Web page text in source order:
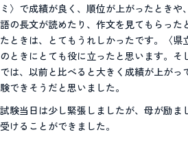
ミ〉で成績が良く、順位が上がったとき
語の長文が読めたり、作文を見てもらった
たときは、とてもうれしかったです。〈県
のときにとても役に立ったと思います。そ
では、以前と比べると大きく成績が上がっ
験できそうだと思いました。
試験当日は少し緊張しましたが、母が励ま
受けることができました。